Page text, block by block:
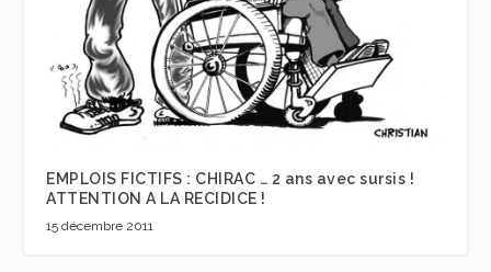
EMPLOIS FICTIFS : CHIRAC … 2 ans avec sursis !
ATTENTION A LA RECIDICE !
15 décembre 2011